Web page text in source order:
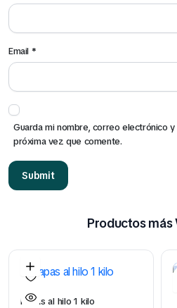
Email *
Guarda mi nombre, correo electrónico
próxima vez que comente.
Productos más
Papas al hilo 1 kilo